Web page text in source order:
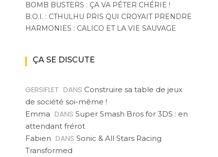
BOMB BUSTERS : ÇA VA PÉTER CHÉRIE !
B.O.I. : CTHULHU PRIS QUI CROYAIT PRENDRE
HARMONIES : CALICO ET LA VIE SAUVAGE
ÇA SE DISCUTE
GERSIFLET DANS Construire sa table de jeux
de société soi-même !
Emma DANS Super Smash Bros for 3DS : en
attendant frérot
Fabien DANS Sonic & All Stars Racing
Transformed